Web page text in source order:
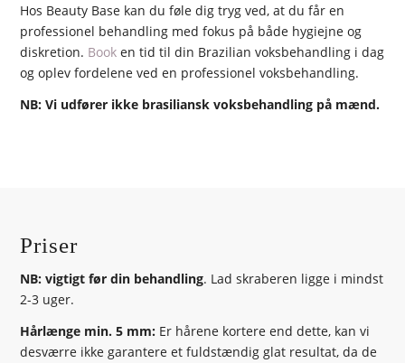
Hos Beauty Base kan du føle dig tryg ved, at du får en
professionel behandling med fokus på både hygiejne og
diskretion. Book en tid til din Brazilian voksbehandling i dag
og oplev fordelene ved en professionel voksbehandling.
NB: Vi udfører ikke brasiliansk voksbehandling på mænd.
Priser
NB: vigtigt før din behandling. Lad skraberen ligge i mindst
2-3 uger.
Hårlænge min. 5 mm: Er hårene kortere end dette, kan vi
desværre ikke garantere et fuldstændig glat resultat, da de